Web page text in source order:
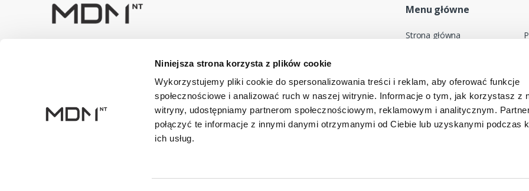
Niniejsza strona korzysta z plików cookie
Wykorzystujemy pliki cookie do spersonalizowania treści i reklam, aby oferować funkcje
społecznościowe i analizować ruch w naszej witrynie. Informacje o tym, jak korzystasz z
witryny, udostępniamy partnerom społecznościowym, reklamowym i analitycznym.
połączyć te informacje z innymi danymi otrzymanymi od Ciebie lub uzyskanymi podczas
ich usług.
+48 33 47 94 400
dok@mdmnt.com
Dane kontaktowe
NIP: 5482614481, MDM NT sp. z o.o., Bestwińska 143, 43-346 Bielsko-Biała, Polska
Menu główne
Strona główna
Promocje
Kontakt